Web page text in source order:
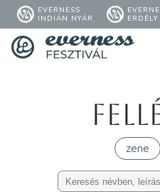
EVERNESS
INDIÁN NYÁR
ERDÉLY
zene